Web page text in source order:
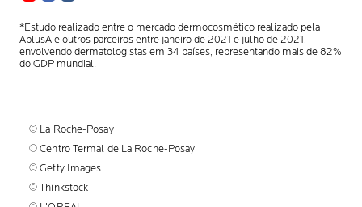
*Estudo realizado entre o mercado dermocosmético realizado pela
AplusAe outros parceiros entre janeiro de 2021 e julho de 2021,
envolvendodermatologistas em 34 países, representando mais de 82%
do GDP mundial.
© La Roche-Posay
© Centro Termal de La Roche-Posay
© Getty Images
© Thinkstock